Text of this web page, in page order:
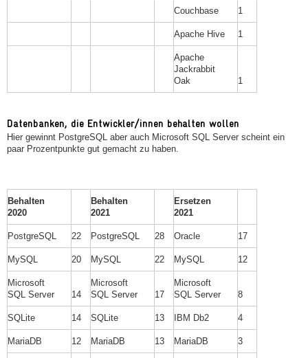
Couchbase 1
Apache Hive 1
Apache
Jackrabbit
Oak
1
Datenbanken, die Entwickler/innen behalten wollen
Hier gewinnt PostgreSQL aber auch Microsoft SQL Server scheint ein
paar Prozentpunkte gut gemacht zu haben.
Behalten
2020
Behalten
2021
Ersetzen
2021
PostgreSQL 22 PostgreSQL 28 Oracle 17
MySQL 20 MySQL 22 MySQL 12
Microsoft
SQL Server
14
Microsoft
SQL Server
17
Microsoft
SQL Server
8
SQLite 14 SQLite 13 IBM Db2 4
MariaDB 12 MariaDB 13 MariaDB 3